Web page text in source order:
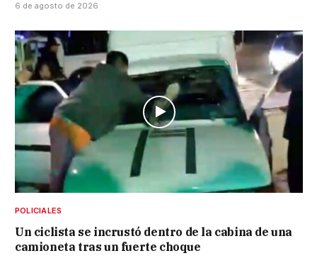
6 de agosto de 2026
POLICIALES
Un ciclista se incrustó dentro de la cabina de una
camioneta tras un fuerte choque